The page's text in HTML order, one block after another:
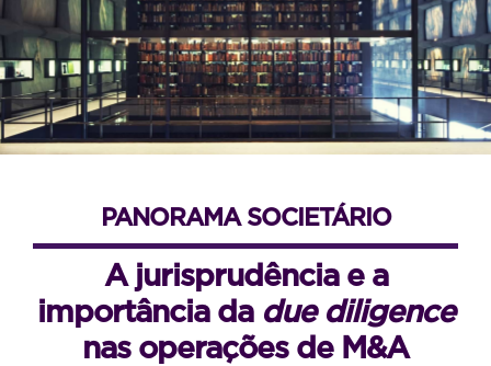
PANORAMA SOCIETÁRIO
A jurisprudência e a
importância da due diligence
nas operações de M&A